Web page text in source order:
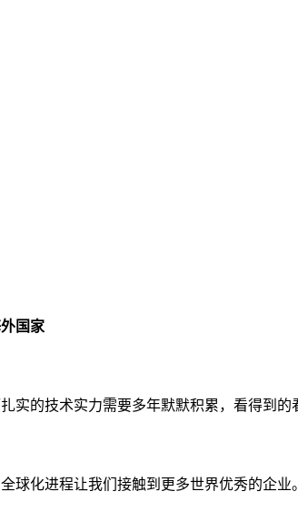
国家
实的技术实力需要多年默默积累，看得到的
球化进程让我们接触到更多世界优秀的企业。